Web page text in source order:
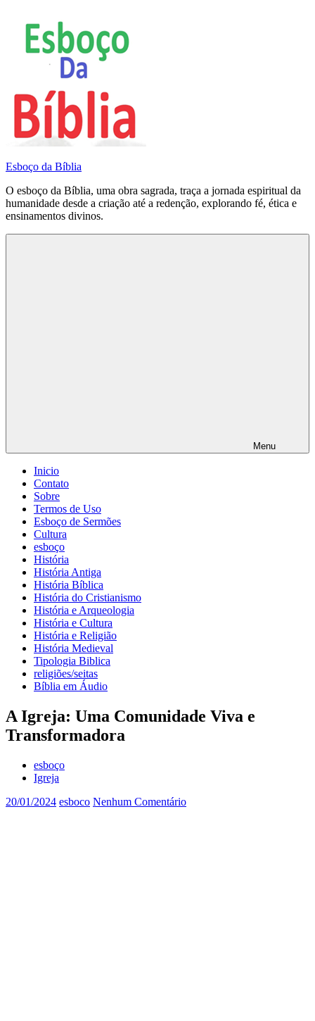
conteúdo
Esboço da Bíblia
O esboço da Bíblia, uma obra sagrada, traça a jornada espiritual da
humanidade desde a criação até a redenção, explorando fé, ética e
ensinamentos divinos.
Menu
Inicio
Contato
Sobre
Termos de Uso
Esboço de Sermões
Cultura
esboço
História
História Antiga
História Bíblica
História do Cristianismo
História e Arqueologia
História e Cultura
História e Religião
História Medieval
Tipologia Biblica
religiões/seitas
Bíblia em Áudio
A Igreja: Uma Comunidade Viva e
Transformadora
esboço
Igreja
20/01/2024 esboco Nenhum Comentário